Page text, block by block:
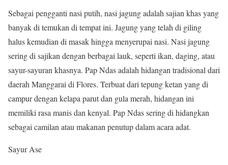
Sebagai pengganti nasi putih, nasi jagung adalah sajian khas yang
banyak di temukan di tempat ini. Jagung yang telah di giling
halus kemudian di masak hingga menyerupai nasi. Nasi jagung
sering di sajikan dengan berbagai lauk, seperti ikan, daging, atau
sayur-sayuran khasnya. Pap Ndas adalah hidangan tradisional dari
daerah Manggarai di Flores. Terbuat dari tepung ketan yang di
campur dengan kelapa parut dan gula merah, hidangan ini
memiliki rasa manis dan kenyal. Pap Ndas sering di hidangkan
sebagai camilan atau makanan penutup dalam acara adat.
Sayur Ase